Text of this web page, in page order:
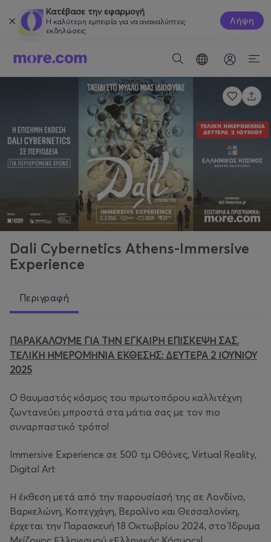
Κατέβασε την εφαρμογή
Η καλύτερη εμπειρία για να ανακαλύπτεις
εκδηλώσεις.
Λήψη
Dali Cybernetics Athens-Immersive
Experience
Περιγραφή
ΠΑΡΑΚΑΛΟΥΜΕ ΓΙΑ ΤΗΝ ΕΓΚΑΙΡΗ ΕΠΙΣΚΕΨΗ ΣΑΣ.
ΤΕΛΙΚΗ ΗΜΕΡΟΜΗΝΙΑ ΕΚΘΕΣΗΣ: ΔΕΥΤΕΡΑ 2 ΙΟΥΝΙΟΥ
2025
Ο θαυμαστός κόσμος του πρωτοπόρου καλλιτέχνη
ζωντανεύει μπροστά στα μάτια σας με τον πιο
συναρπαστικό τρόπο!
Immersive Experience σε 500 τμ Οθόνες, Virtual Reality,
Digital Art
Η έκθεση μετά από την παρουσίασή της σε Λονδίνο,
Βαρκελώνη, Κοπεγχάγη, Βερολίνο και Θεσσαλονίκη,
έρχεται την Παρασκευή 18 Οκτωβρίου 2024, στο Ίδρυμα